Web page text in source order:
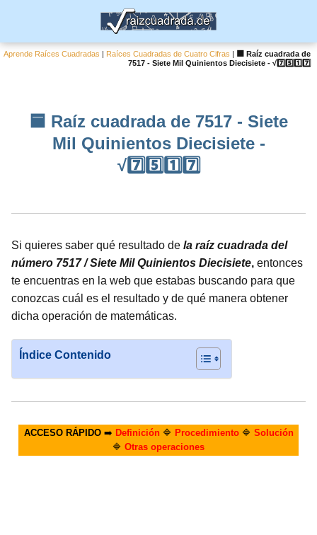
Aprende Raíces Cuadradas | Raíces Cuadradas de Cuatro Cifras |
🟦 Raíz cuadrada de
7517 - Siete Mil Quinientos Diecisiete - √7️⃣5️⃣1️⃣7️⃣
🟦 Raíz cuadrada de 7517 - Siete
Mil Quinientos Diecisiete -
√7️⃣5️⃣1️⃣7️⃣
Si quieres saber qué resultado de la raíz cuadrada del
número 7517 / Siete Mil Quinientos Diecisiete, entonces
te encuentras en la web que estabas buscando para que
conozcas cuál es el resultado y de qué manera obtener
dicha operación de matemáticas.
Índice Contenido
ACCESO RÁPIDO➡️ Definición🔷 Procedimiento🔷 Solución
🔷 Otras operaciones